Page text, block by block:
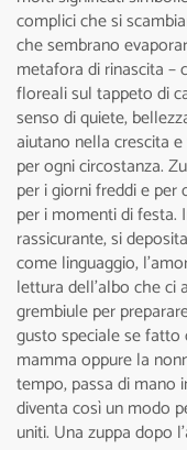
complici che si
che sembrano
metafora di rinascita –
floreali sul tappeto di
senso di quiete,
aiutano nella crescita
per ogni circostanza.
per i giorni freddi e
per i momenti di
rassicurante, si
come linguaggio,
lettura dell'albo che ci
grembiule per
gusto speciale se
mamma oppure la
tempo, passa di mano
diventa così un modo
uniti. Una zuppa dopo